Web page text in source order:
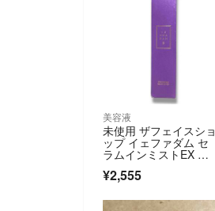
美容液
未使用 ザフェイスショ
ップ イェファダム セ
ラムインミストEX オ
ールインワン
¥2,555